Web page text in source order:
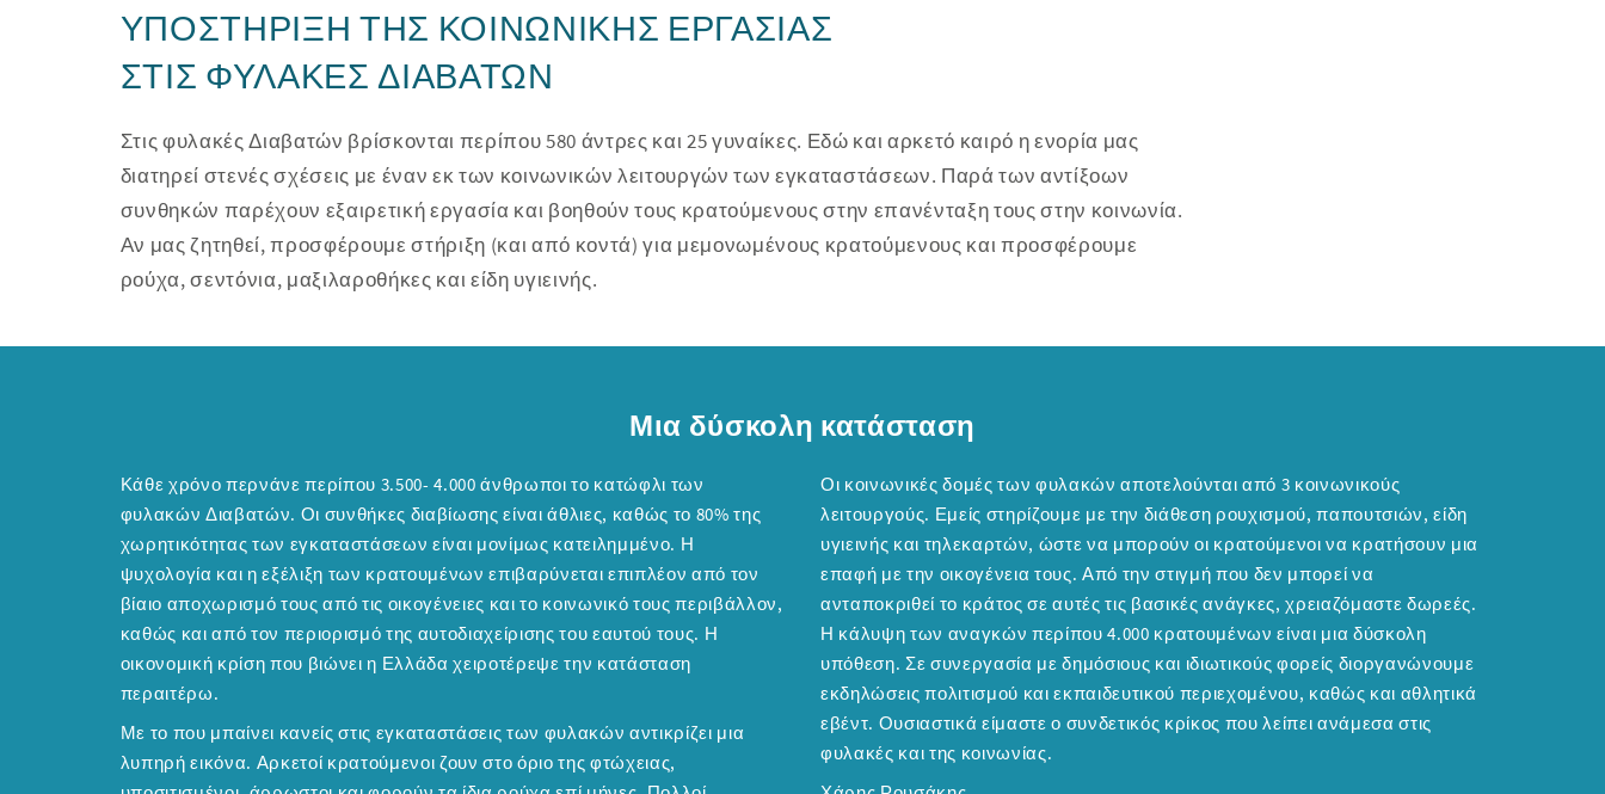
ΥΠΟΣΤΉΡΙΞΗ ΤΗΣ ΚΟΙΝΩΝΙΚΉΣ ΕΡΓΑΣΊΑΣ
ΣΤΙΣ ΦΥΛΑΚΈΣ ΔΙΑΒΑΤΏΝ
Στις φυλακές Διαβατών βρίσκονται περίπου 580 άντρες και 25 γυναίκες. Εδώ και αρκετό καιρό η ενορία μας
διατηρεί στενές σχέσεις με έναν εκ των κοινωνικών λειτουργών των εγκαταστάσεων. Παρά των αντίξοων
συνθηκών παρέχουν εξαιρετική εργασία και βοηθούν τους κρατούμενους στην επανένταξη τους στην κοινωνία.
Αν μας ζητηθεί, προσφέρουμε στήριξη (και από κοντά) για μεμονωμένους κρατούμενους και προσφέρουμε
ρούχα, σεντόνια, μαξιλαροθήκες και είδη υγιεινής.
Μια δύσκολη κατάσταση
Κάθε χρόνο περνάνε περίπου 3.500- 4.000 άνθρωποι το κατώφλι των
φυλακών Διαβατών. Οι συνθήκες διαβίωσης είναι άθλιες, καθώς το 80% της
χωρητικότητας των εγκαταστάσεων είναι μονίμως κατειλημμένο. Η
ψυχολογία και η εξέλιξη των κρατουμένων επιβαρύνεται επιπλέον από τον
βίαιο αποχωρισμό τους από τις οικογένειες και το κοινωνικό τους περιβάλλον,
καθώς και από τον περιορισμό της αυτοδιαχείρισης του εαυτού τους. Η
οικονομική κρίση που βιώνει η Ελλάδα χειροτέρεψε την κατάσταση
περαιτέρω.
Με το που μπαίνει κανείς στις εγκαταστάσεις των φυλακών αντικρίζει μια
λυπηρή εικόνα. Αρκετοί κρατούμενοι ζουν στο όριο της φτώχειας,
Οι κοινωνικές δομές των φυλακών αποτελούνται από 3 κοινωνικούς
λειτουργούς. Εμείς στηρίζουμε με την διάθεση ρουχισμού, παπουτσιών, είδη
υγιεινής και τηλεκαρτών, ώστε να μπορούν οι κρατούμενοι να κρατήσουν μια
επαφή με την οικογένεια τους. Από την στιγμή που δεν μπορεί να
ανταποκριθεί το κράτος σε αυτές τις βασικές ανάγκες, χρειαζόμαστε δωρεές.
Η κάλυψη των αναγκών περίπου 4.000 κρατουμένων είναι μια δύσκολη
υπόθεση. Σε συνεργασία με δημόσιους και ιδιωτικούς φορείς διοργανώνουμε
εκδηλώσεις πολιτισμού και εκπαιδευτικού περιεχομένου, καθώς και αθλητικά
εβέντ. Ουσιαστικά είμαστε ο συνδετικός κρίκος που λείπει ανάμεσα στις
φυλακές και της κοινωνίας.